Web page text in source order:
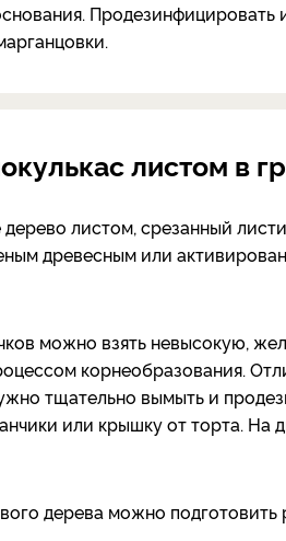
листом в
листом, срезанный
древесным или
можно взять невысокую,
корнеобразования.
тщательно вымыть и
или крышку от торта. На
дерева можно подготовить